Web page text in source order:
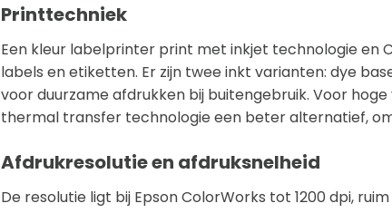
Printtechniek
Een kleur labelprinter print met inkjet technologie en
labels en etiketten. Er zijn twee inkt varianten: dye
voor duurzame afdrukken bij buitengebruik. Voor
thermal transfer technologie een beter alternatief,
Afdrukresolutie en afdruksnelheid
De resolutie ligt bij Epson ColorWorks tot 1200 dpi,